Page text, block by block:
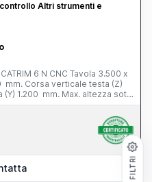
Altri strumenti e
6 N CNC Tavola 3.500 x
mm. Corsa verticale testa (Z)
1.200 mm. Max. altezza sotto
1.350 mm. Peso totale 7.500
di: - tastatore renishaw
FILTRI